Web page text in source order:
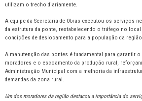
utilizam o trecho diariamente.
A equipe da Secretaria de Obras executou os serviços
da estrutura da ponte, restabelecendo o tráfego no
condições de deslocamento para a população da
A manutenção das pontes é fundamental para garantir
moradores e o escoamento da produção rural,
Administração Municipal com a melhoria da
demandas da zona rural.
Um dos moradores da região destacou a importância do